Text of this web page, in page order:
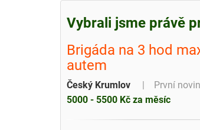
Vybrali jsme právě
Brigáda na 3 hod
autem
Český Krumlov
První
5000 - 5500 Kč za měsíc